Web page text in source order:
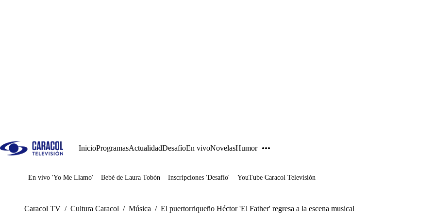
InicioProgramasActualidadDesafíoEn vivoNovelasHumor
Juegos
En vivo 'Yo Me Llamo' Bebé de Laura Tobón Inscripciones 'Desafío' YouTube Caracol Televisión
Caracol TV / Cultura Caracol / Música / El puertorriqueño Héctor 'El Father' regresa a la escena musical